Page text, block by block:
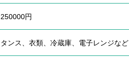
250000円
タンス、衣類、冷蔵庫、電子レンジなど